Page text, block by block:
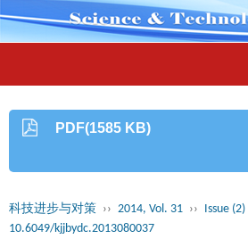
PDF(1585 KB)
科技进步与对策 ›› 2014, Vol. 31 ›› Issue (2)
10.6049/kjjbydc.2013080037